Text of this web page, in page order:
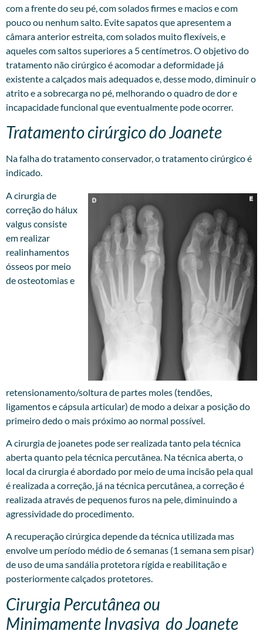
com a frente do seu pé, com solados firmes e macios e com
pouco ou nenhum salto. Evite sapatos que apresentem a
câmara anterior estreita, com solados muito flexíveis, e
aqueles com saltos superiores a 5 centímetros. O objetivo do
tratamento não cirúrgico é acomodar a deformidade já
existente a calçados mais adequados e, desse modo, diminuir o
atrito e a sobrecarga no pé, melhorando o quadro de dor e
incapacidade funcional que eventualmente pode ocorrer.
Tratamento cirúrgico do Joanete
Na falha do tratamento conservador, o tratamento cirúrgico é
indicado.
A cirurgia de
correção do hálux
valgus consiste
em realizar
realinhamentos
ósseos por meio
de osteotomias e
retensionamento/soltura de partes moles (tendões,
ligamentos e cápsula articular) de modo a deixar a posição do
primeiro dedo o mais próximo ao normal possível.
A cirurgia de joanetes pode ser realizada tanto pela técnica
aberta quanto pela técnica percutânea. Na técnica aberta, o
local da cirurgia é abordado por meio de uma incisão pela qual
é realizada a correção, já na técnica percutânea, a correção é
realizada através de pequenos furos na pele, diminuindo a
agressividade do procedimento.
A recuperação cirúrgica depende da técnica utilizada mas
envolve um período médio de 6 semanas (1 semana sem pisar)
de uso de uma sandália protetora rígida e reabilitação e
posteriormente calçados protetores.
Cirurgia Percutânea ou
Minimamente Invasiva do Joanete